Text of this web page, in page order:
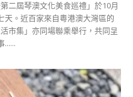
二屆琴澳文化美食巡禮」於10月
天。近百家來自粵港澳大灣區的
市集」亦同場聯乘舉行，共同呈
......